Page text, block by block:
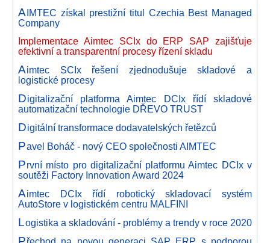
AIMTEC získal prestižní titul Czechia Best Managed
Company
Implementace Aimtec SCIx do ERP SAP zajišťuje
efektivní a transparentní procesy řízení skladu
Aimtec SCIx řešení zjednodušuje skladové a
logistické procesy
Digitalizační platforma Aimtec DCIx řídí skladové
automatizační technologie DŘEVO TRUST
Digitální transformace dodavatelských řetězců
Pavel Boháč - nový CEO společnosti AIMTEC
První místo pro digitalizační platformu Aimtec DCIx v
soutěži Factory Innovation Award 2024
Aimtec DCIx řídí robotický skladovací systém
AutoStore v logistickém centru MALFINI
Logistika a skladování - problémy a trendy v roce 2020